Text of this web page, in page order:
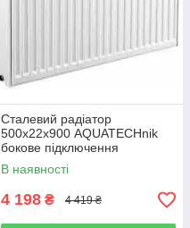
Сталевий радіатор
500х22х900 AQUATECHnik
бокове підключення
В наявності
4 198 ₴ 4 419 ₴